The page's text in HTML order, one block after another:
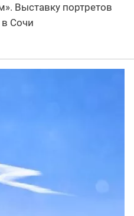
Выставку портретов
Сочи